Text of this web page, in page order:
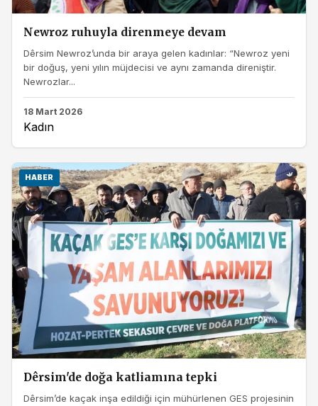
Newroz ruhuyla direnmeye devam
Dêrsim Newroz’unda bir araya gelen kadınlar: “Newroz yeni
bir doğuş, yeni yılın müjdecisi ve aynı zamanda direniştir.
Newrozlar...
18 Mart 2026
Kadın
HABER
Dêrsim'de doğa katliamına tepki
Dêrsim’de kaçak inşa edildiği için mühürlenen GES projesinin